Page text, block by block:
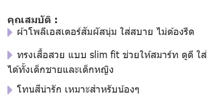
คุณสมบัติ :
ผ้าโพลีเอสเตอร์สัมผัสนุ่ม ใส่สบาย ไม่ต้องรีด
ทรงเสื้อสวย แบบ slim fit ช่วยให้สมาร์ท ดูดี ใส่
ได้ทั้งเด็กชายและเด็กหญิง
โทนสีน่ารัก เหมาะสำหรับน้องๆ